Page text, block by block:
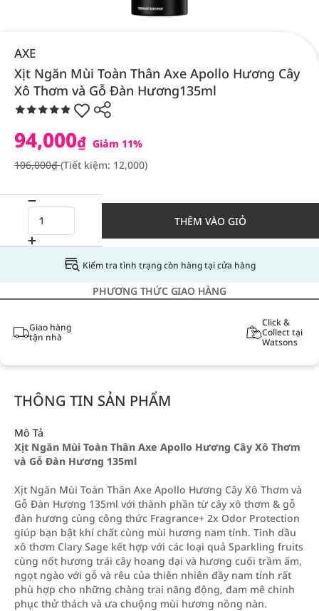
AXE
Xịt Ngăn Mùi Toàn Thân Axe Apollo Hương Cây
Xô Thơm và Gỗ Đàn Hương135ml
94,000₫ Giảm 11%
106,000₫(Tiết kiệm: 12,000)
THÊM VÀO GIỎ
Kiểm tra tình trạng còn hàng tại cửa hàng
PHƯƠNG THỨC GIAO HÀNG
Giao hàng
tận nhà
Click &
Collect tại
Watsons
THÔNG TIN SẢN PHẨM
Mô Tả
Xịt Ngăn Mùi Toàn Thân Axe Apollo Hương Cây Xô Thơm
và Gỗ Đàn Hương 135ml
Xịt Ngăn Mùi Toàn Thân Axe Apollo Hương Cây Xô Thơm và
Gỗ Đàn Hương 135ml với thành phần từ cây xô thơm & gỗ
đàn hương cùng công thức Fragrance+ 2x Odor Protection
giúp bạn bật khí chất cùng mùi hương nam tính. Tinh dầu
xô thơm Clary Sage kết hợp với các loại quả Sparkling fruits
cùng nốt hương trái cây hoang dại và hương cuối trầm ấm,
ngọt ngào với gỗ và rêu của thiên nhiên đầy nam tính rất
phù hợp cho những chàng trai năng động, đam mê chinh
phục thử thách và ưa chuộng mùi hương nồng nàn.